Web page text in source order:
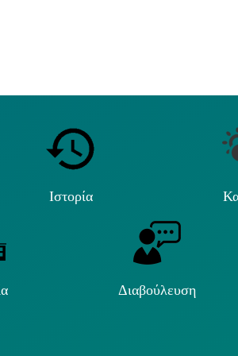
Ιστορία
Διαβούλευση